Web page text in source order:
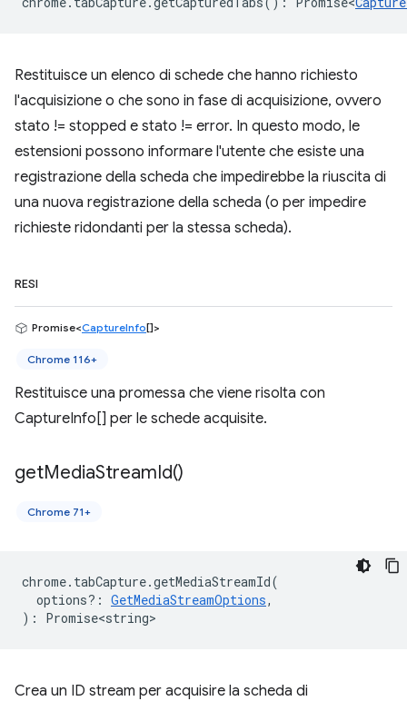
Restituisce un elenco di schede che hanno richiesto
l'acquisizione o che sono in fase di acquisizione, ovvero
stato != stopped e stato != error. In questo modo, le
estensioni possono informare l'utente che esiste una
registrazione della scheda che impedirebbe la riuscita di
una nuova registrazione della scheda (o per impedire
richieste ridondanti per la stessa scheda).
RESI
Promise<CaptureInfo[]>
Chrome 116+
Restituisce una promessa che viene risolta con
CaptureInfo[] per le schede acquisite.
getMediaStreamId()
Chrome 71+
chrome. tabCapture.getMediaStreamId(
options? : GetMediaStreamOptions,
) : Promise<string>
Crea un ID stream per acquisire la scheda di